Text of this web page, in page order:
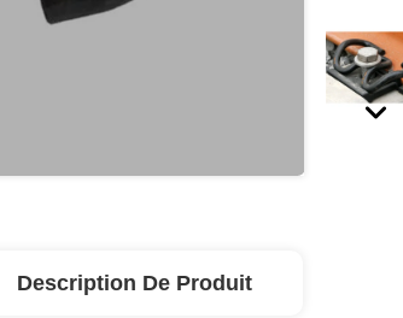
Description De Produit